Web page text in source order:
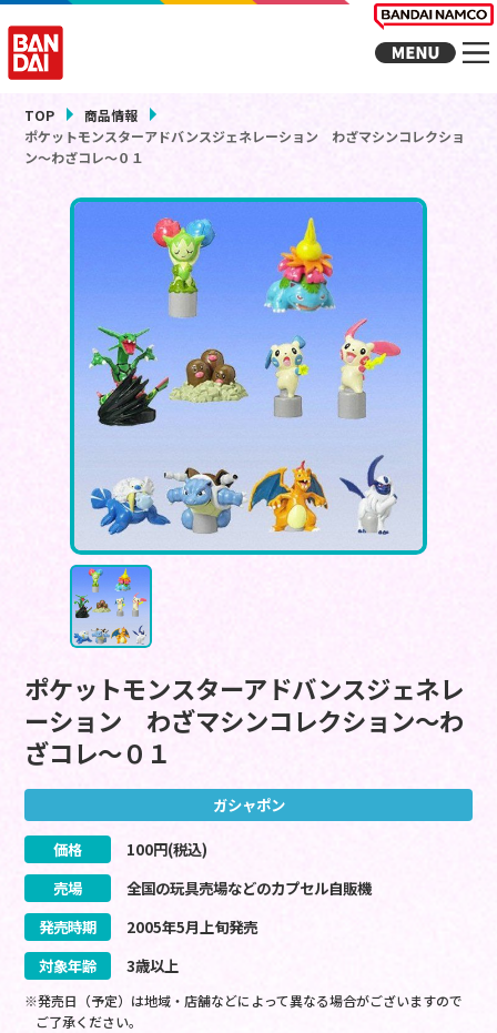
TOP
商品情報
ポケットモンスターアドバンスジェネレーション わざマシンコレクショ
ン～わざコレ～０１
ポケットモンスターアドバンスジェネレ
ーション わざマシンコレクション～わ
ざコレ～０１
ガシャポン
価格 100円(税込)
売場
全国の玩具売場などのカプセル自販機
発売時期
2005年5月上旬発売
対象年齢
3歳以上
※発売日（予定）は地域・店舗などによって異なる場合がございますので
ご了承ください。